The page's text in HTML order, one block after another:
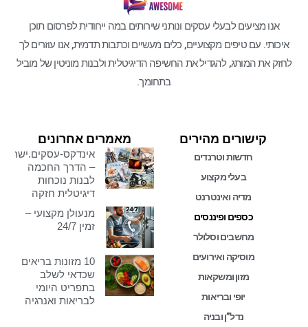
אנו מציעים לבעלי עסקים ונותני שירותים במה ייחודית לפרסום תוכן
איכותי. עם טיפים מקצועיים, כלים מעשיים וכתבות תדמית, אנו עוזרים לך
לחזק את המותג, להגדיל את החשיפה הדיגיטלית ולבנות מוניטין של מוביל
בתחומך.
קישורים מהירים
חדשות וטרנדים
בעלי מקצוע
מדיה ואינטרנט
כספים ופיננסים
מחשבים וסלולר
מוסיקה ואירועים
מזון ומשקאות
יופי ובריאות
נדל”ן ובניה
מאמרים אחרונים
אינדקס-עסקים.ישראל
– הדרך החכמה
לבנות נוכחות
דיגיטלית חזקה
מנעולן מקצועי –
זמין 24/7
10 מזונות בריאים
שכדאי לשלב
בתפריט היומי
לבריאות ואנרגיה